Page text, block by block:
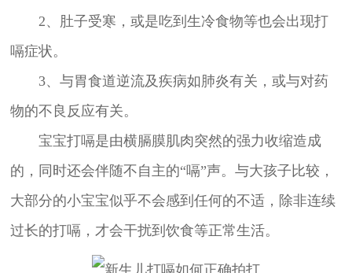
2、肚子受寒，或是吃到生冷食物等也会出现打
嗝症状。
3、与胃食道逆流及疾病如肺炎有关，或与对药
物的不良反应有关。
宝宝打嗝是由横膈膜肌肉突然的强力收缩造成
的，同时还会伴随不自主的“嗝”声。与大孩子比较，
大部分的小宝宝似乎不会感到任何的不适，除非连续
过长的打嗝，才会干扰到饮食等正常生活。